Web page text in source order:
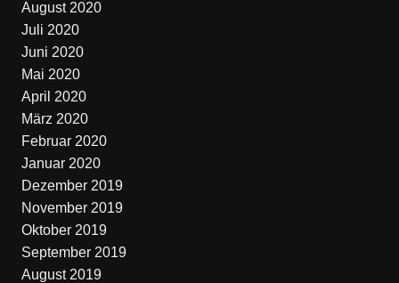
August 2020
Juli 2020
Juni 2020
Mai 2020
April 2020
März 2020
Februar 2020
Januar 2020
Dezember 2019
November 2019
Oktober 2019
September 2019
August 2019